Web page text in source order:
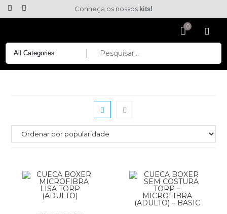
Conheça os nossos kits!